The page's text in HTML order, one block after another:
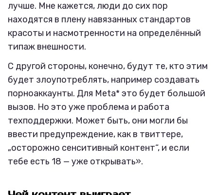
лучше. Мне кажется, люди до сих пор
находятся в плену навязанных стандартов
красоты и насмотренности на определённый
типаж внешности.
С другой стороны, конечно, будут те, кто этим
будет злоупотреблять, например создавать
порноаккаунты. Для Meta* это будет большой
вызов. Но это уже проблема и работа
техподдержки. Может быть, они могли бы
ввести предупреждение, как в твиттере,
„осторожно сенситивный контент“, и если
тебе есть 18 — уже открывать».